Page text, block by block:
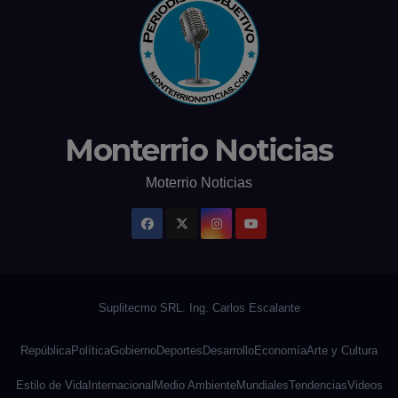
Monterrio Noticias
Moterrio Noticias
RepúblicaPolíticaGobiernoDeportes DesarrolloEconomíaArte y Cultura
Estilo de VidaInternacional Medio AmbienteMundialesTendenciasVideos